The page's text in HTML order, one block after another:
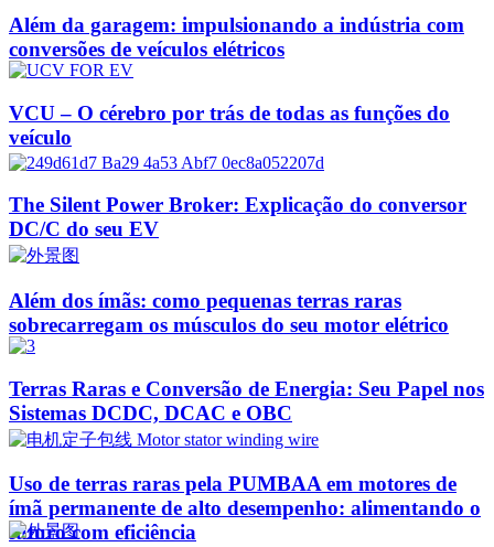
Além da garagem: impulsionando a indústria com
conversões de veículos elétricos
VCU – O cérebro por trás de todas as funções do
veículo
The Silent Power Broker: Explicação do conversor
DC/C do seu EV
Além dos ímãs: como pequenas terras raras
sobrecarregam os músculos do seu motor elétrico
Terras Raras e Conversão de Energia: Seu Papel nos
Sistemas DCDC, DCAC e OBC
Uso de terras raras pela PUMBAA em motores de
ímã permanente de alto desempenho: alimentando o
futuro com eficiência